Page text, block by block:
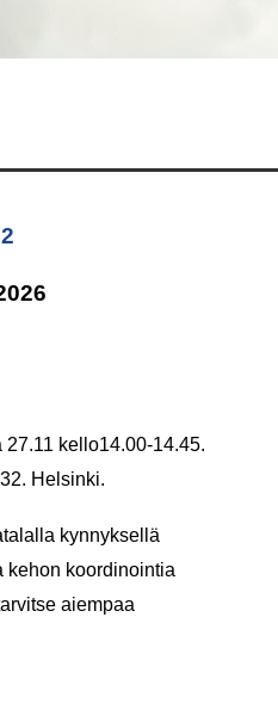
kello14.00-14.45.
Helsinki.
kynnyksellä
kehon koordinointia
aiempaa